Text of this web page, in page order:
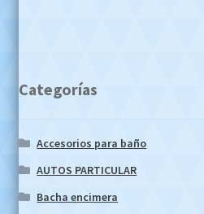
Categorías
Accesorios para baño
AUTOS PARTICULAR
Bacha encimera